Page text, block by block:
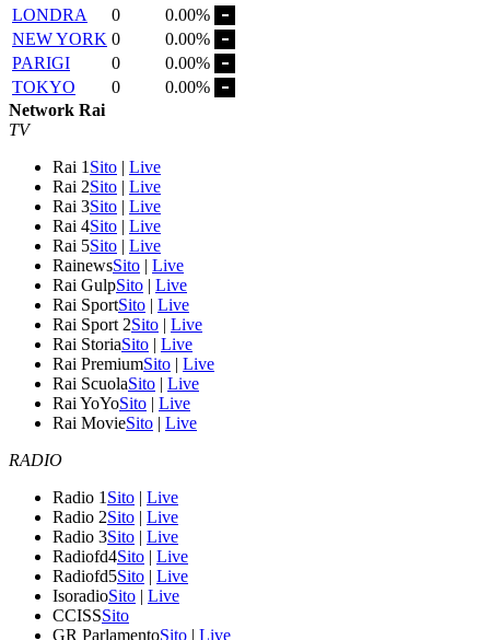
LONDRA
0
0.00%
NEW YORK 0
0.00%
PARIGI
0
0.00%
TOKYO
0
0.00%
Network Rai
TV
Rai 1 Sito | Live
Rai 2Sito | Live
Rai 3Sito | Live
Rai 4Sito | Live
Rai 5Sito | Live
RainewsSito | Live
Rai GulpSito | Live
Rai SportSito | Live
Rai Sport 2Sito | Live
Rai StoriaSito | Live
Rai PremiumSito | Live
Rai ScuolaSito | Live
Rai YoYoSito | Live
Rai MovieSito | Live
RADIO
Radio 1 Sito | Live
Radio 2Sito | Live
Radio 3Sito | Live
Radiofd4Sito | Live
Radiofd5Sito | Live
IsoradioSito | Live
CCISSSito
GR ParlamentoSito | Live